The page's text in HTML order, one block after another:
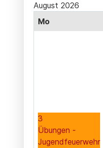
August 2026
Mo
3
Übungen -
Jugendfeuerwehr